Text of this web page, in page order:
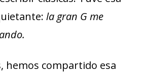
la gran G me
hemos compartido esa